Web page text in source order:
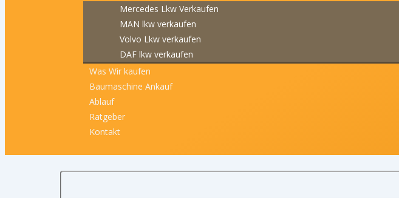
Mercedes Lkw Verkaufen
MAN lkw verkaufen
Volvo Lkw verkaufen
DAF lkw verkaufen
Was Wir kaufen
Baumaschine Ankauf
Ablauf
Ratgeber
Kontakt